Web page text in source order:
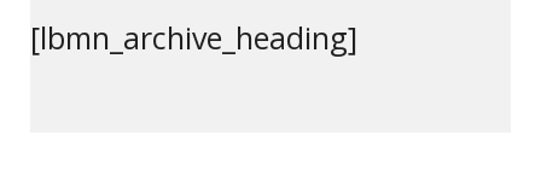
[lbmn_archive_heading]